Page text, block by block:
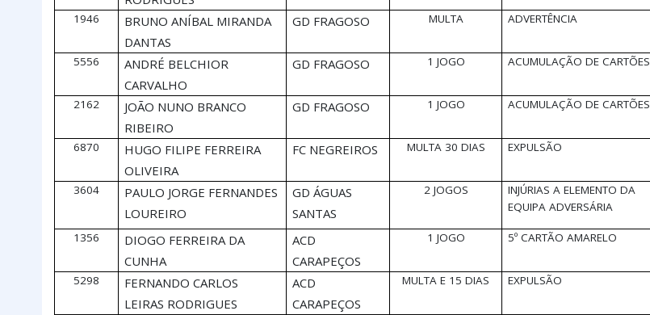
1946
BRUNO ANÍBAL MIRANDA
DANTAS
GD FRAGOSO MULTA ADVERTÊNCIA
5556
ANDRÉ BELCHIOR
CARVALHO
GD FRAGOSO 1 JOGO ACUMULAÇÃO DE CARTÕES
2162
JOÃO NUNO BRANCO
RIBEIRO
GD FRAGOSO 1 JOGO ACUMULAÇÃO DE CARTÕES
6870
HUGO FILIPE FERREIRA
OLIVEIRA
FC NEGREIROS MULTA 30 DIAS EXPULSÃO
3604
PAULO JORGE FERNANDES
LOUREIRO
GD ÁGUAS
SANTAS
2 JOGOS
INJÚRIAS A ELEMENTO DA
EQUIPA ADVERSÁRIA
1356
DIOGO FERREIRA DA
CUNHA
ACD
CARAPEÇOS
1 JOGO 5º CARTÃO AMARELO
5298
FERNANDO CARLOS
LEIRAS RODRIGUES
ACD
CARAPEÇOS
MULTA E 15 DIAS EXPULSÃO